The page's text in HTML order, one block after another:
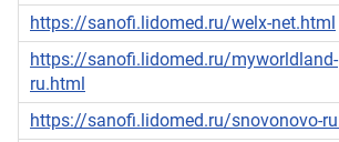
https://sanofi.lidomed.ru/welx-net.html
https://sanofi.lidomed.ru/myworldland-
ru.html
https://sanofi.lidomed.ru/snovonovo-